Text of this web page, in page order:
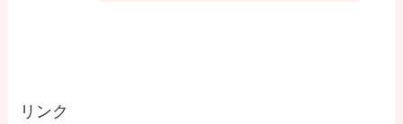
リンク